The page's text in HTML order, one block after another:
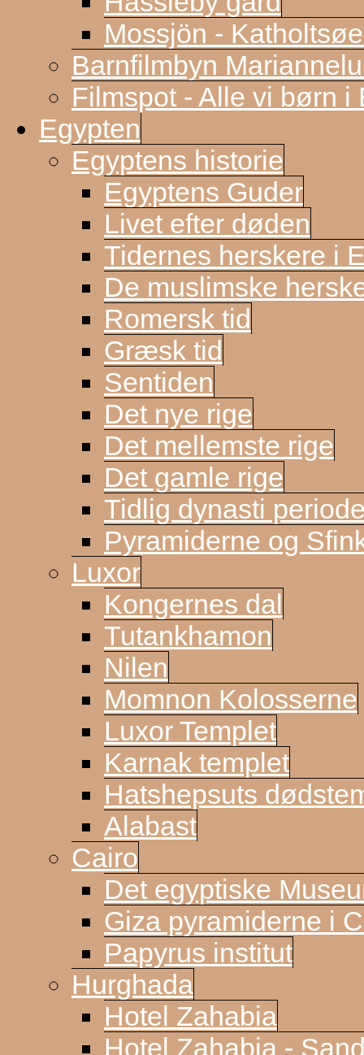
Mossjön -
Barnfilmbyn
Filmspot - Alle vi børn i
Egypten
Egyptens historie
Egyptens Guder
Livet efter døden
Tidernes herskere i
De muslimske
Romersk tid
Græsk tid
Sentiden
Det nye rige
Det mellemste rige
Det gamle rige
Tidlig dynasti
Pyramiderne og
Luxor
Kongernes dal
Tutankhamon
Nilen
Momnon Kolosserne
Luxor Templet
Karnak templet
Hatshepsuts
Alabast
Cairo
Det egyptiske
Giza pyramiderne i
Papyrus institut
Hurghada
Hotel Zahabia
Hotel Zahabia -